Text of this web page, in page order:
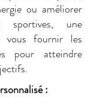
ou améliorer
sportives, une
vous fournir les
pour atteindre
: